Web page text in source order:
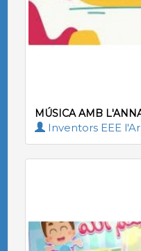
MÚSICA AMB
Inventors EEE